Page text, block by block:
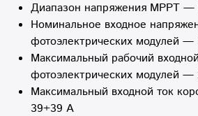
Диапазон напряжения MPPT —
Номинальное входное
фотоэлектрических модулей
Максимальный рабочий
фотоэлектрических модулей
Максимальный входной ток
39+39 А